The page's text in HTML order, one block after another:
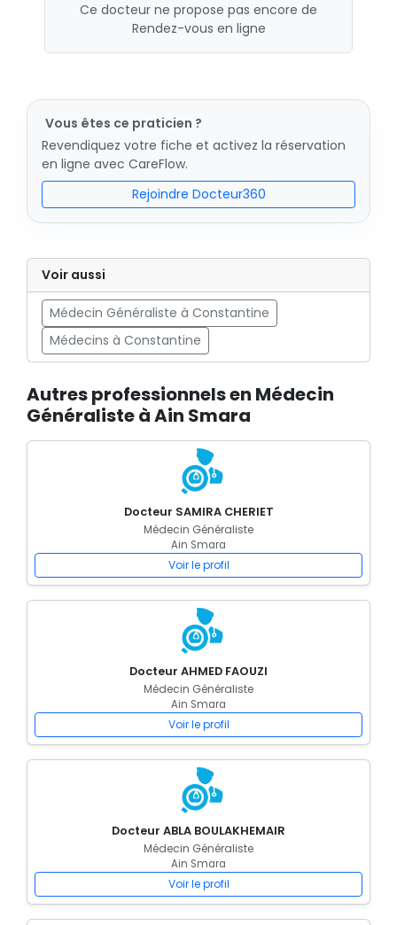
Ce docteur ne propose pas encore de
Rendez-vous en ligne
Vous êtes ce praticien ?
Revendiquez votre fiche et activez la réservation
en ligne avec CareFlow.
Rejoindre Docteur360
Voir aussi
Médecin Généraliste à Constantine
Médecins à Constantine
Autres professionnels en Médecin
Généraliste à Ain Smara
Docteur SAMIRA CHERIET
Médecin Généraliste
Ain Smara
Voir le profil
Docteur AHMED FAOUZI
Médecin Généraliste
Ain Smara
Voir le profil
Docteur ABLA BOULAKHEMAIR
Médecin Généraliste
Ain Smara
Voir le profil